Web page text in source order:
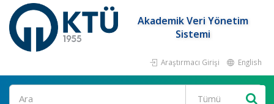
Akademik Veri Yönetim
Sistemi
Araştırmacı Girişi English
Ara